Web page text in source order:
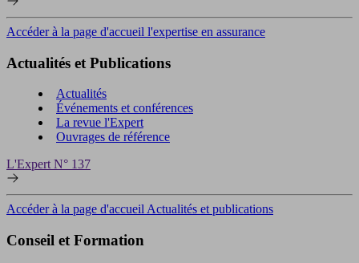
Accéder à la page d'accueil l'expertise en assurance
Actualités et Publications
Actualités
Événements et conférences
La revue l'Expert
Ouvrages de référence
L'Expert N° 137
Accéder à la page d'accueil Actualités et publications
Conseil et Formation